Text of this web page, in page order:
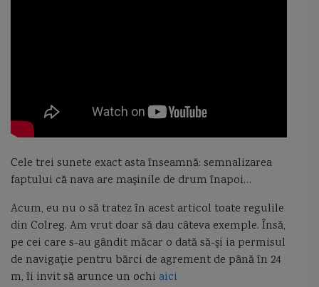
Cele trei sunete exact asta înseamnă: semnalizarea
faptului că nava are maşinile de drum înapoi…
Acum, eu nu o să tratez în acest articol toate regulile
din Colreg. Am vrut doar să dau câteva exemple. Însă,
pe cei care s-au gândit măcar o dată să-şi ia permisul
de navigaţie pentru bărci de agrement de până în 24
m, îi invit să arunce un ochi aici